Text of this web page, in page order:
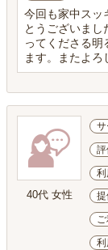
今回も家中スッ
とうございまし
ってくださる
ます。またよろ
40代 女性
評